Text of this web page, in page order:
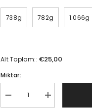
738g 782g 1.066g
Alt Toplam::€25,00
Miktar:
Bastırık
Peyniri
Bastırık
Peyniri